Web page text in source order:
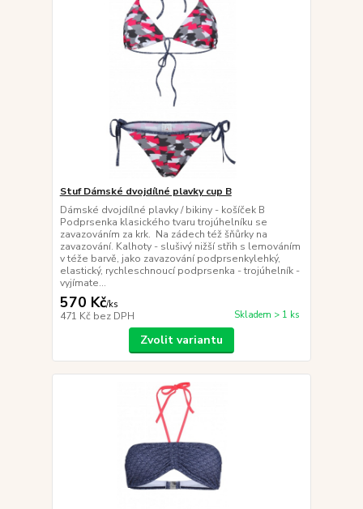
Stuf Dámské dvojdílné plavky cup B
Dámské dvojdílné plavky / bikiny - košíček B
Podprsenka klasického tvaru trojúhelníku se
zavazováním za krk. Na zádech též šňůrky na
zavazování. Kalhoty - slušivý nižší střih s lemováním
v téže barvě, jako zavazování podprsenkylehký,
elastický, rychleschnoucí podprsenka - trojúhelník -
vyjímate...
570 Kč/ks
471 Kč bez DPH Skladem > 1 ks
Zvolit variantu